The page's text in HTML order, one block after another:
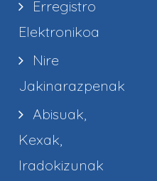
Erregistro
Elektronikoa
Nire
Jakinarazpenak
Abisuak,
Kexak,
Iradokizunak